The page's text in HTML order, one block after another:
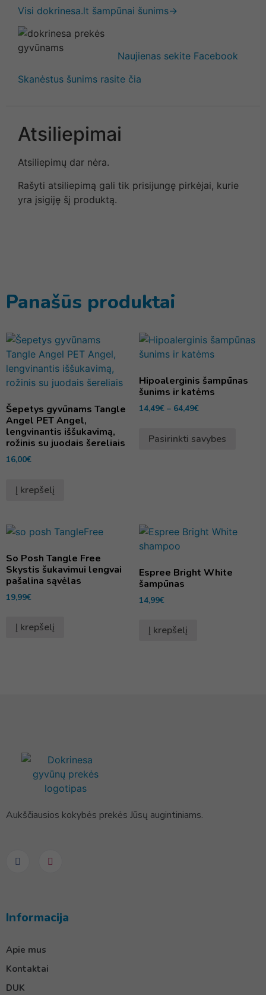
Visi dokrinesa.lt šampūnai šunims→
Naujienas sekite Facebook
Skanėstus šunims rasite čia
Atsiliepimai
Atsiliepimų dar nėra.
Rašyti atsiliepimą gali tik prisijungę pirkėjai, kurie
yra įsigiję šį produktą.
Panašūs produktai
Šepetys gyvūnams Tangle
Angel PET Angel,
lengvinantis iššukavimą,
rožinis su juodais šereliais
16,00€
Į krepšelį
Hipoalerginis šampūnas
šunims ir katėms
14,49€ – 64,49€
Pasirinkti savybes
So Posh Tangle Free
Skystis šukavimui lengvai
pašalina sąvėlas
19,99€
Į krepšelį
Espree Bright White
šampūnas
14,99€
Į krepšelį
Aukščiausios kokybės prekės Jūsų augintiniams.
Informacija
Apie mus
Kontaktai
DUK